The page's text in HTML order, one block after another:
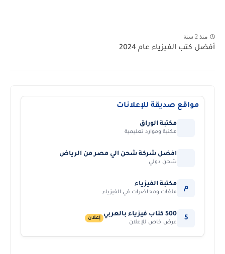
منذ 2 سنة
أفضل كتب الفيزياء عام 2024
مواقع صديقة للإعلانات
مكتبة الوراق
مكتبة وموارد تعليمية
افضل شركة شحن الي مصر من الرياض
شحن دولي
م مكتبة الفيزياء
ملفات ومحاضرات في الفيزياء
5 500 كتاب فيزياء بالعربي
عرض خاص للإعلان
إعلان